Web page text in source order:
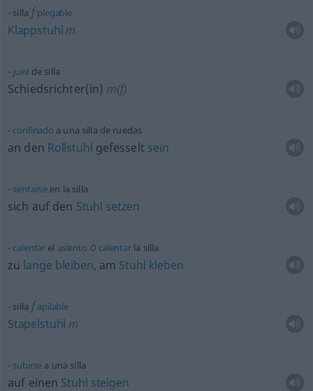
silla f plegable
Klappstuhl m
juezde silla
Schiedsrichter(in) m(f)
confinado a una silla de ruedas
an den Rollstuhl gefesselt sein
sentarse en la silla
sich auf den Stuhl setzen
calentar el asiento o calentarla silla
zu lange bleiben, am Stuhl kleben
silla f apilable
Stapelstuhl m
subirse a una silla
auf einen Stuhl steigen